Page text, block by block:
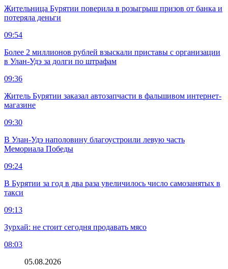
Жительница Бурятии поверила в розыгрыш призов от банка и
потеряла деньги
09:54
Более 2 миллионов рублей взыскали приставы с организации
в Улан-Удэ за долги по штрафам
09:36
Житель Бурятии заказал автозапчасти в фальшивом интернет-
магазине
09:30
В Улан-Удэ наполовину благоустроили левую часть
Мемориала Победы
09:24
В Бурятии за год в два раза увеличилось число самозанятых в
такси
09:13
Зурхай: не стоит сегодня продавать мясо
08:03
05.08.2026